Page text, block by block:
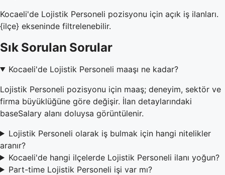
Kocaeli'de Lojistik Personeli pozisyonu için açık iş ilanları.
{ilçe} ekseninde filtrelenebilir.
Sık Sorulan Sorular
Kocaeli'de Lojistik Personeli maaşı ne kadar?
Lojistik Personeli pozisyonu için maaş; deneyim, sektör ve
firma büyüklüğüne göre değişir. İlan detaylarındaki
baseSalary alanı doluysa görüntülenir.
Lojistik Personeli olarak iş bulmak için hangi nitelikler
aranır?
Kocaeli'de hangi ilçelerde Lojistik Personeli ilanı yoğun?
Part-time Lojistik Personeli işi var mı?